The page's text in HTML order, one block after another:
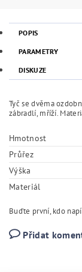
POPIS
PARAMETRY
DISKUZE
Tyč se dvěma
zábradlí, mříží.
Hmotnost
Průřez
Výška
Materiál
Buďte první, kdo
Přidat